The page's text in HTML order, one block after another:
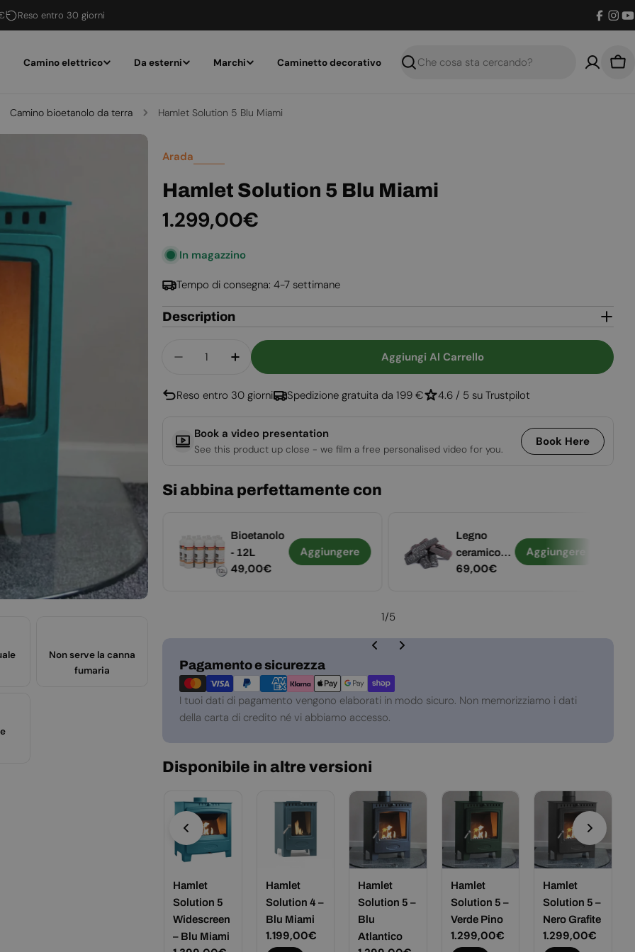
Reso entro 30 giorni
Camino elettrico Da esterni Marchi Caminetto decorativo
Ricerca
Camino bioetanolo da terra Hamlet Solution 5 Blu Miami
Non serve la canna
fumaria
Arada
Hamlet Solution 5 Blu Miami
Prezzo
normale
1.299,00€
In magazzino
Tempo di consegna: 4-7 settimane
Description
Diminuisci La Quantità Per Hamlet Solution 5 Blu Miami
Aumenta La Quantità Per Hamlet Solution 5 Blu Miami
Aggiungi Al Carrello
Reso entro 30 giorni Spedizione gratuita da 199 € 4.6 / 5 su Trustpilot
Book a video presentation
See this product up close - we film a free personalised video for you.
Book Here
Si abbina perfettamente con
Detergente
biocamini
Prezzo
normale
19,00€
Bioetanolo
- 12L
Prezzo
49,00€
Aggiungere
Legno
ceramico
decorativo -
Prezzo
69,00€
Aggiungere
1/5
Pagamento e sicurezza
Metodi
di
pagamento
I tuoi dati di pagamento vengono elaborati in modo sicuro. Non memorizziamo i dati
della carta di credito né vi abbiamo accesso.
Disponibile in altre versioni
Hamlet
Solution 5
Widescreen
– Blu Miami
Hamlet
Solution 4 –
Blu Miami
Prezzo
1.199,00€
Hamlet
Solution 5 –
Blu
Atlantico
Hamlet
Solution 5 –
Verde Pino
Prezzo
1.299,00€
Hamlet
Solution 5 –
Nero Grafite
Prezzo
1.299,00€